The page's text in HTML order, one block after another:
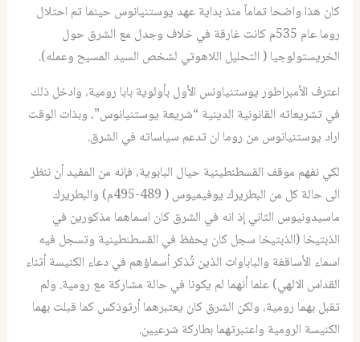
كان هذا واضحا تماماً منذ بداية عهد يوستنيانوس حينما تم احتلال
روما عام 535م كانت غارقة في خلاف وجدل مع الشرق حول
الخريستولوجيا ( التحليل اللاهوتي لشخص السيد المسيح وعمله).
اعترف الأمبراطور يوستنياونس الأول بأولوية بابا رومية، وادخل ذلك
في تشريعاته القانونية الدينية “شريعة يوستنيانوس”، وبذات الوقت
اراد يوستنيانوس من روما ان تدعم سياساته في الشرق.
لكي نفهم موقف القسطنطينية حيال البابوية، فإنه من المفيد أن ننظر
الى حالة كل من البطريرك يوفيميوس ( 489-495م) والبطريرك
ماسيدونيوس الثاني إذ انه في الشرق كان اسماهما مذكورين في
الذبتيخا (الذبتيخا سجل كان يحفظ في القسطنطينية وتسجل فيه
اسماء الأساقفة والباباوات الذين تُذكر أسماؤهم في دعاء الكنيسة أثناء
القداس الالهي) علما أنهما لم يكونا في حالة مشاركة مع رومية. ولم
تقبل بهما رومية، ولكن الشرق كان يعتبرهما أرثوذكس كما قبلت بهما
الكنيسة الرومية واعتبرتهما بطاركة شرعيين.